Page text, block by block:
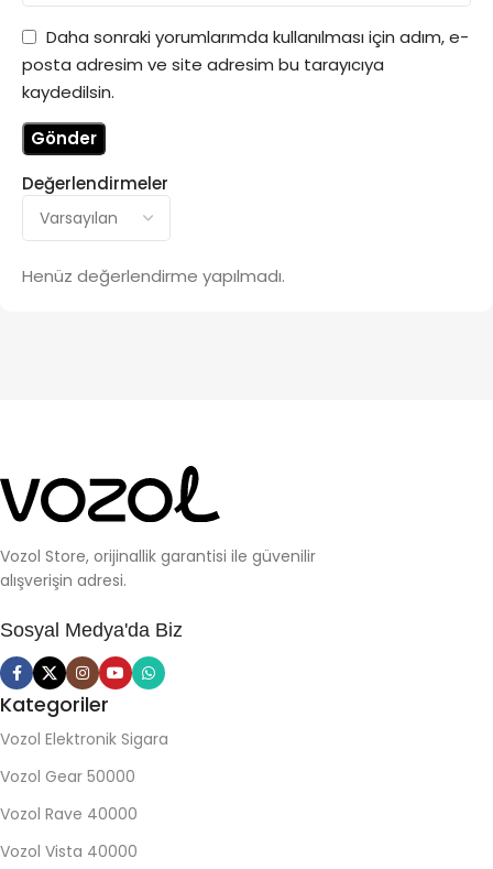
Değerlendirmeler
Henüz değerlendirme yapılmadı.
Daha sonraki yorumlarımda kullanılması için adım, e-
posta adresim ve site adresim bu tarayıcıya
kaydedilsin.
Vozol Store, orijinallik garantisi ile güvenilir
alışverişin adresi.
Sosyal Medya'da Biz
Kategoriler
Vozol Elektronik Sigara
Vozol Gear 50000
Vozol Rave 40000
Vozol Vista 40000